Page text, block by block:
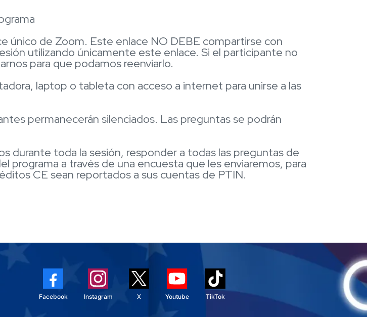
único de Zoom. Este enlace NO DEBE compartirse con
utilizando únicamente este enlace. Si el participante no
para que podamos reenviarlo.
laptop o tableta con acceso a internet para unirse a las
permanecerán silenciados. Las preguntas se podrán
durante toda la sesión, responder a todas las preguntas de
programa a través de una encuesta que les enviaremos, para
CE sean reportados a sus cuentas de PTIN.
Facebook Instagram X Youtube TikTok